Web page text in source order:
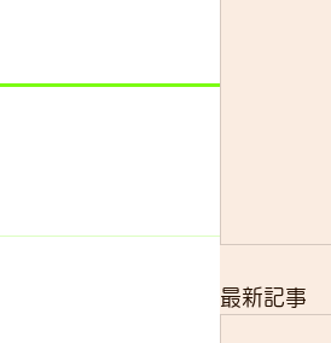
最新記事